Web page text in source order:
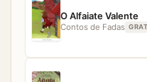
nossa equipe estará
O Alfaiate Valente
Contos de Fadas